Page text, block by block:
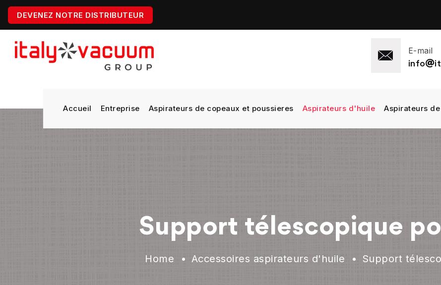
DEVENEZ NOTRE DISTRIBUTEUR
E-mail
info
Accueil Entreprise Aspirateurs de copeaux et poussieres Aspirateurs d'huile Aspirateurs
Support télescopique
Home Accessoires aspirateurs d'huile Support